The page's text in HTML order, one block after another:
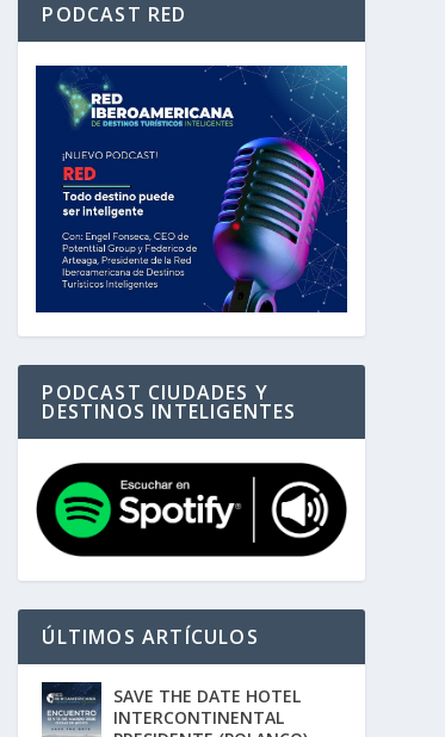
PODCAST RED
PODCAST CIUDADES Y
DESTINOS INTELIGENTES
ÚLTIMOS ARTÍCULOS
SAVE THE DATE HOTEL
INTERCONTINENTAL